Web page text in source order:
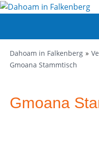
Dahoam in Falkenberg
Gmoana Stammtisch
Gmoana